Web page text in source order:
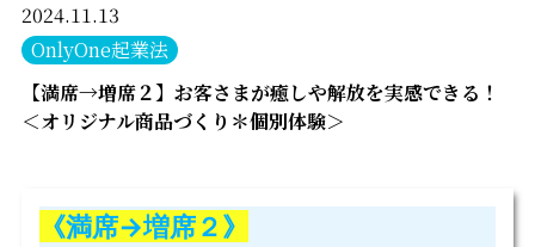
2024.11.13
OnlyOne起業法
【満席→増席２】お客さまが癒しや解放を実感できる！
＜オリジナル商品づくり＊個別体験＞
《満席→増席２》